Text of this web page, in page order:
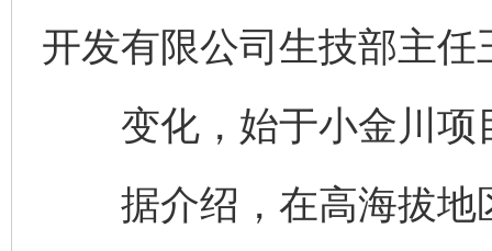
开发有限公司生技部主任
变化，始于小金川项
据介绍，在高海拔地